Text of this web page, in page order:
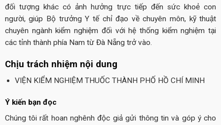
đối tượng khác có ảnh hưởng trực tiếp đến sức khoẻ con
người, giúp Bộ trưởng Y tế chỉ đạo về chuyên môn, kỹ thuật
chuyên ngành kiểm nghiệm đối với hệ thống kiểm nghiệm tại
các tỉnh thành phía Nam từ Đà Nẵng trở vào.
Chịu trách nhiệm nội dung
VIỆN KIỂM NGHIỆM THUỐC THÀNH PHỐ HỒ CHÍ MINH
Ý kiến bạn đọc
Chúng tôi rất hoan nghênh độc giả gửi thông tin và góp ý cho